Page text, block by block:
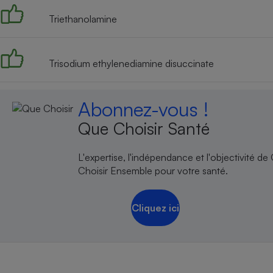
Triethanolamine
Trisodium ethylenediamine disuccinate
Abonnez-vous !
Que Choisir Santé
L'expertise, l'indépendance et l'objectivité de
Choisir Ensemble pour votre santé.
Cliquez ici